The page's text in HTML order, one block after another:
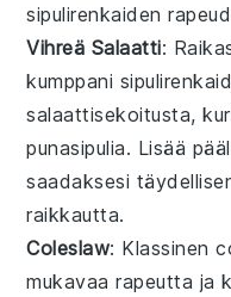
sipulirenkaiden
Vihreä Salaatti:
kumppani
salaattisekoitusta,
punasipulia. Lisää
saadaksesi
raikkautta.
Coleslaw: Klassinen
mukavaarapeutta ja